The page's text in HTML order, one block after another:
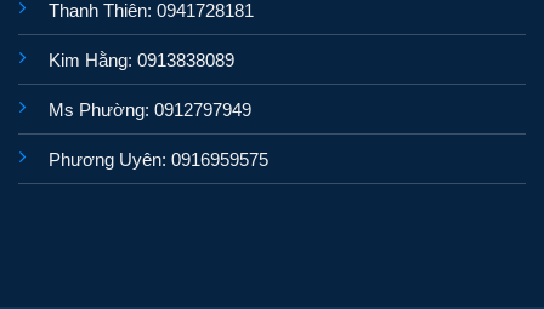
Thanh Thiên: 0941728181
Kim Hằng: 0913838089
Ms Phường: 0912797949
Phương Uyên: 0916959575